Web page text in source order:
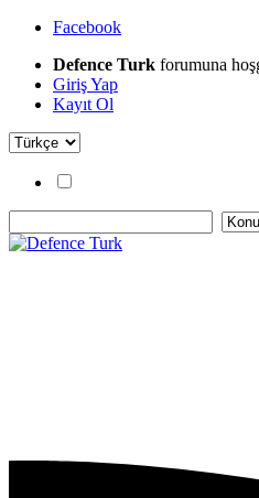
Facebook
Defence Turk forumuna
Giriş Yap
Kayıt Ol